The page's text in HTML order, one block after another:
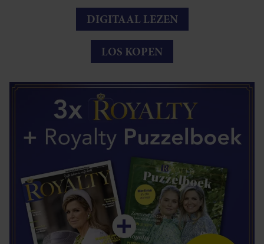
DIGITAAL LEZEN
LOS KOPEN